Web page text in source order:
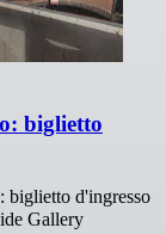
biglietto
biglietto d'ingresso
Gallery